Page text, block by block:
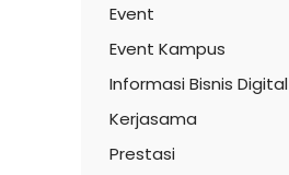
Event
Event Kampus
Informasi Bisnis Digital
Kerjasama
Prestasi